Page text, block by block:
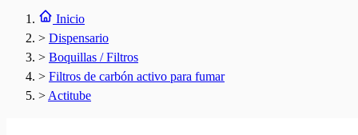
Inicio
> Dispensario
> Boquillas / Filtros
> Filtros de carbón activo para fumar
> Actitube